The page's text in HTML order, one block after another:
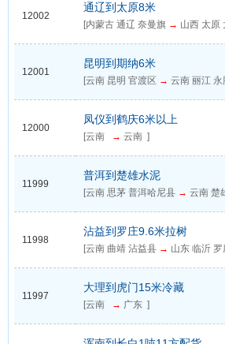
12002
通辽到太原8米
[内蒙古 通辽 奈曼旗 → 山西 太原
12001
昆明到期纳6米
[云南 昆明 官渡区 → 云南 丽江 永
12000
凤仪到鹤庆6米以上
[云南 → 云南 ]
11999
普洱到楚雄水泥
[云南 思茅 普洱哈尼县 → 云南 楚
11998
沾益到罗庄9.6米拉树
[云南 曲靖 沾益县 → 山东 临沂 罗
11997
大理到虎门15米冷藏
[云南 → 广东 ]